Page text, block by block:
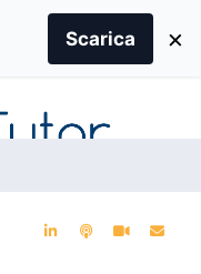
Scarica ×